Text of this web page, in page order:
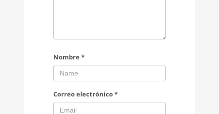
Nombre *
Correo electrónico*